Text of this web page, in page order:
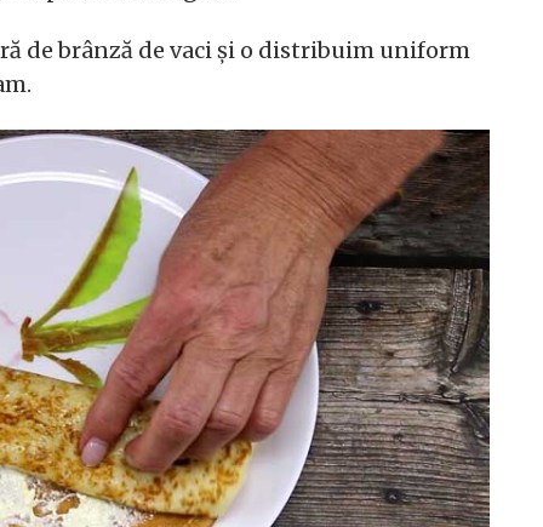
de brânză de vaci și o distribuim uniform